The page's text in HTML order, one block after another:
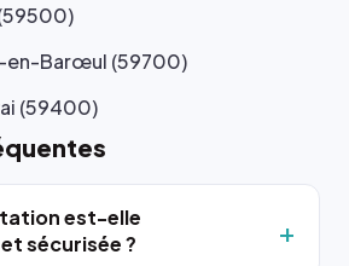
en-Barœul (59700)
(59400)
est-elle
sécurisée ?